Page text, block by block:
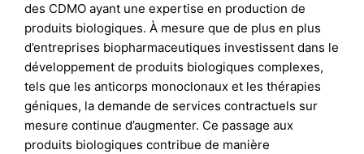
des CDMO ayant une expertise en production de
produits biologiques. À mesure que de plus en plus
d’entreprises biopharmaceutiques investissent dans le
développement de produits biologiques complexes,
tels que les anticorps monoclonaux et les thérapies
géniques, la demande de services contractuels sur
mesure continue d’augmenter. Ce passage aux
produits biologiques contribue de manière